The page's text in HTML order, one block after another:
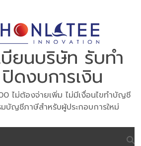
บียนบริษัท รับทำ
งบการเงิน
ไม่ต้องจ่ายเพิ่ม ไม่มีเงื่อนไขทำบัญชี
บัญชีภาษีสำหรับผู้ประกอบการใหม่